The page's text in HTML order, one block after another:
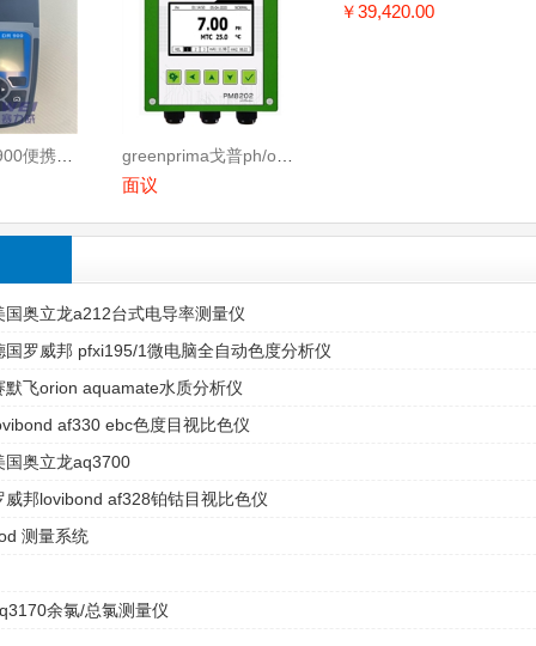
面议
￥39,420.00
国奥立龙a212台式电导率测量仪
国罗威邦 pfxi195/1微电脑全自动色度分析仪
默飞orion aquamate水质分析仪
af330 ebc色度目视比色仪
国奥立龙aq3700
威邦lovibond af328铂钴目视比色仪
测量系统
余氯/总氯测量仪